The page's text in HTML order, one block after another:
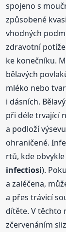
spojeno s
způsobené
vhodných
zdravotní
ke konečníku.
bělavých
mléko nebo
i dásních.
při déle trvající
a podloží
ohraničené.
rtů, kde
infectiosi).
a zaléčena,
a přes trávicí
dítěte. V těchto
zčervenáním